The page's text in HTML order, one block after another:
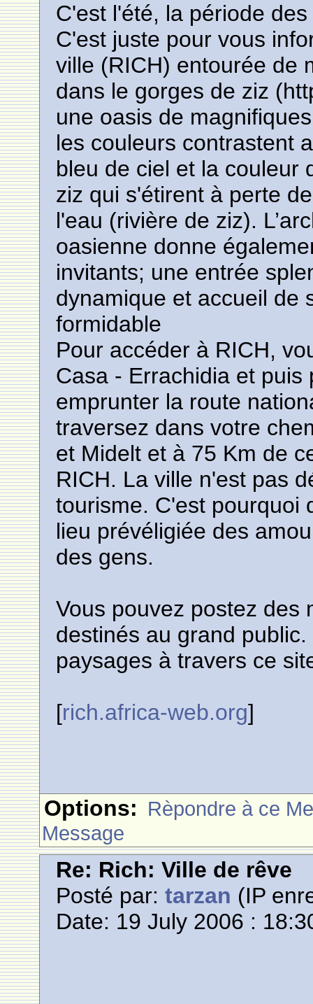
C'est l'été, la période
C'est juste pour vous
ville (RICH) entourée de
dans le gorges de ziz
une oasis de
les couleurs contrastent
bleu de ciel et la couleur
ziz qui s'étirent à perte
l'eau (rivière de ziz).
oasienne donne
invitants; une entrée
dynamique et accueil de
formidable
Pour accéder à RICH,
Casa - Errachidia et
emprunter la route
traversez dans votre
et Midelt et à 75 Km de
RICH. La ville n'est pas
tourisme. C'est pourquoi
lieu prévéligiée des
des gens.
Vous pouvez postez des
destinés au grand
paysages à travers ce
[rich.africa-web.org]
Options: Rèpondre à ce
Message
Re: Rich: Ville de rêve
Posté par:tarzan (IP
Date: 19 July 2006 :